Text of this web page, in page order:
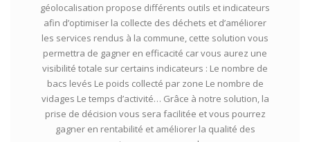
géolocalisation propose différents outils et indicateurs
afin d’optimiser la collecte des déchets et d’améliorer
les services rendus à la commune, cette solution vous
permettra de gagner en efficacité car vous aurez une
visibilité totale sur certains indicateurs : Le nombre de
bacs levés Le poids collecté par zone Le nombre de
vidages Le temps d’activité… Grâce à notre solution, la
prise de décision vous sera facilitée et vous pourrez
gagner en rentabilité et améliorer la qualité des